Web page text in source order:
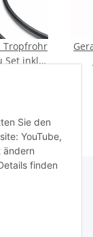
Sie den
YouTube,
ändern
finden
Tropfrohr
Set inkl.